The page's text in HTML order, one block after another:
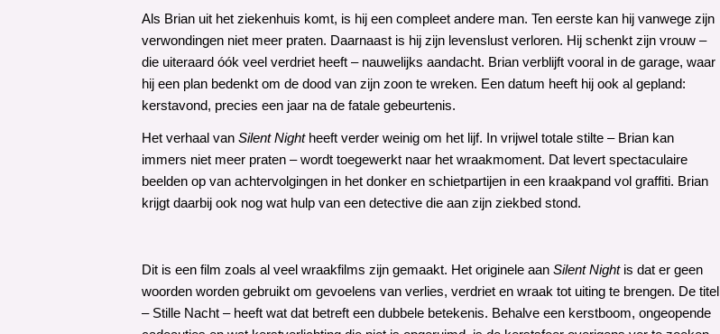
Als Brian uit het ziekenhuis komt, is hij een compleet andere man. Ten eerste kan hij vanwege zijn
verwondingen niet meer praten. Daarnaast is hij zijn levenslust verloren. Hij schenkt zijn vrouw –
die uiteraard óók veel verdriet heeft – nauwelijks aandacht. Brian verblijft vooral in de garage, waar
hij een plan bedenkt om de dood van zijn zoon te wreken. Een datum heeft hij ook al gepland:
kerstavond, precies een jaar na de fatale gebeurtenis.
Het verhaal van Silent Nightheeft verder weinig om het lijf. In vrijwel totale stilte – Brian kan
immers niet meer praten – wordt toegewerkt naar het wraakmoment. Dat levert spectaculaire
beelden op van achtervolgingen in het donker en schietpartijen in een kraakpand vol graffiti. Brian
krijgt daarbij ook nog wat hulp van een detective die aan zijn ziekbed stond.
Dit is een film zoals al veel wraakfilms zijn gemaakt. Het originele aan Silent Nightis dat er geen
woorden worden gebruikt om gevoelens van verlies, verdriet en wraak tot uiting te brengen. De titel
– Stille Nacht – heeft wat dat betreft een dubbele betekenis. Behalve een kerstboom, ongeopende